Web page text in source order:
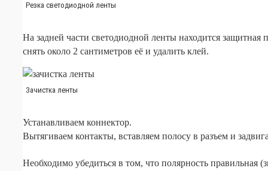
Резка светодиодной ленты
На задней части светодиодной ленты находится защитная
снять около 2 сантиметров её и удалить клей.
Зачистка ленты
Устанавливаем коннектор.
Вытягиваем контакты, вставляем полосу в разъем и
Необходимо убедиться в том, что полярность правильная